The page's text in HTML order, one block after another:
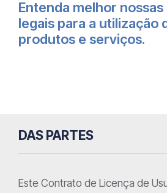
Entenda melhor
legais para a utilização
produtos e serviços.
DAS PARTES
Este Contrato de Licença de